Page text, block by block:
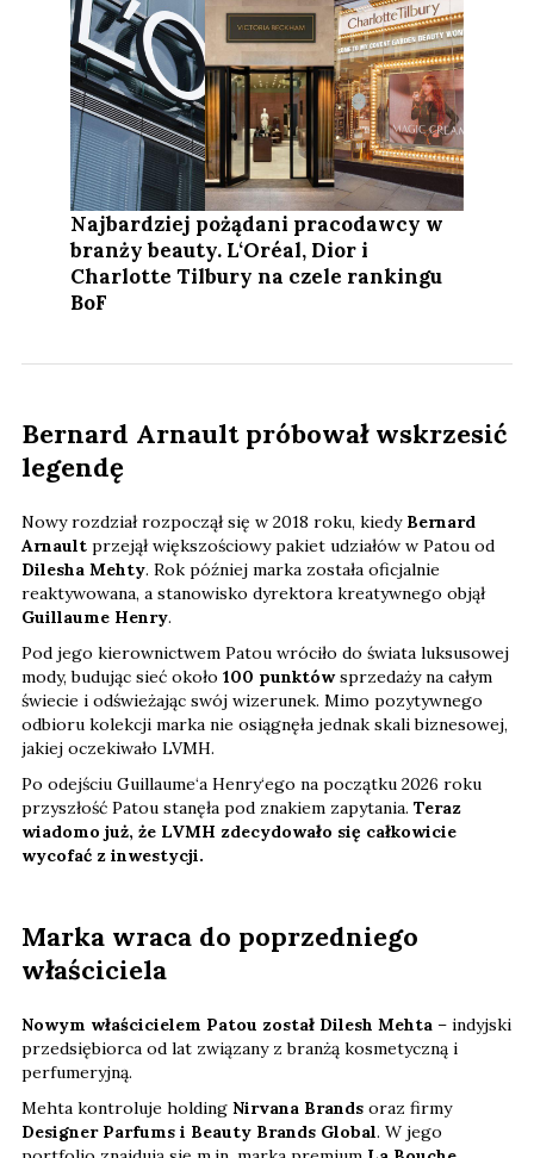
Najbardziej pożądani pracodawcy w
branży beauty. L‘Oréal, Dior i
Charlotte Tilbury na czele rankingu
BoF
Bernard Arnault próbował wskrzesić
legendę
Nowy rozdział rozpoczął się w 2018 roku, kiedy Bernard
Arnault przejął większościowy pakiet udziałów w Patou od
Dilesha Mehty. Rok później marka została oficjalnie
reaktywowana, a stanowisko dyrektora kreatywnego objął
Guillaume Henry.
Pod jego kierownictwem Patou wróciło do świata luksusowej
mody, budując sieć około 100 punktówsprzedaży na całym
świecie i odświeżając swój wizerunek. Mimo pozytywnego
odbioru kolekcji marka nie osiągnęła jednak skali biznesowej,
jakiej oczekiwało LVMH.
Po odejściu Guillaume‘a Henry‘ego na początku 2026 roku
przyszłość Patou stanęła pod znakiem zapytania. Teraz
wiadomo już, że LVMH zdecydowało się całkowicie
wycofać z inwestycji.
Marka wraca do poprzedniego
właściciela
Nowym właścicielem Patou został Dilesh Mehta – indyjski
przedsiębiorca od lat związany z branżą kosmetyczną i
perfumeryjną.
Mehta kontroluje holding Nirvana Brands oraz firmy
Designer Parfums i Beauty Brands Global. W jego